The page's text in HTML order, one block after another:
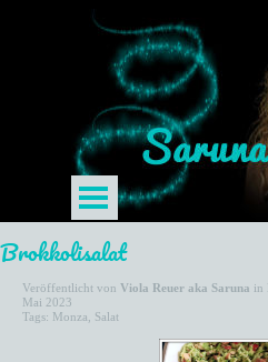
Brokkolisalat
Veröffentlicht von Viola Reuer aka Saruna in
Mai 2023
Tags: Monza Salat